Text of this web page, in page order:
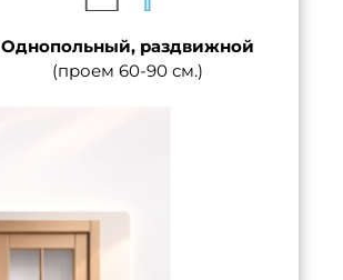
Однопольный, раздвижной
(проем 60-90 см.)